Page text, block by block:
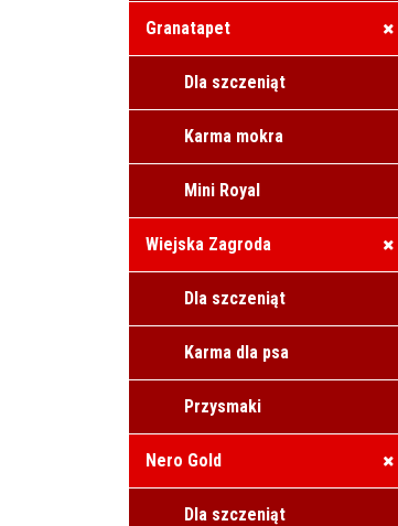
Granatapet
Dla szczeniąt
Karma mokra
Mini Royal
Wiejska Zagroda
Dla szczeniąt
Karma dla psa
Przysmaki
Nero Gold
Dla szczeniąt